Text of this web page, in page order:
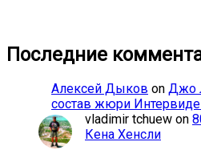
Последние
Алексей Дыков on Джо
состав жюри
vladimir tchuew on
Кена Хенсли